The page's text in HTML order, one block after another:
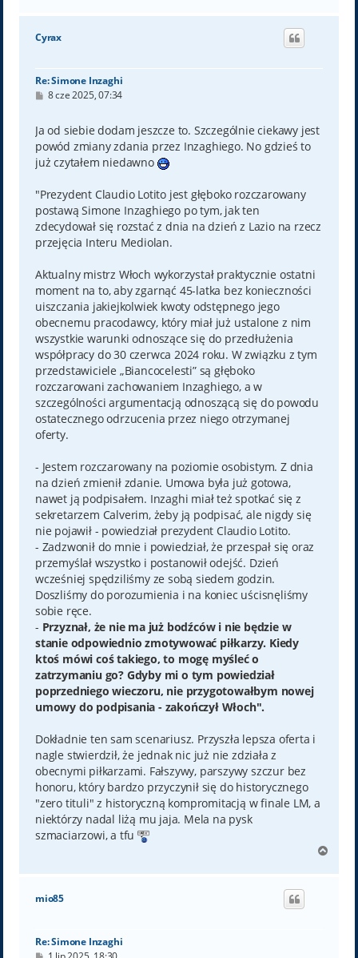
g
Cyrax
Re: Simone Inzaghi
P
t
8 cze 2025, 07:34
Ja od siebie dodam jeszcze to. Szczególnie ciekawy jest
powód zmiany zdania przez Inzaghiego. No gdzieś to
już czytałem niedawno
"Prezydent Claudio Lotito jest głęboko rozczarowany
postawą Simone Inzaghiego po tym, jak ten
zdecydował się rozstać z dnia na dzień z Lazio na rzecz
przejęcia Interu Mediolan.
Aktualny mistrz Włoch wykorzystał praktycznie ostatni
moment na to, aby zgarnąć 45-latka bez konieczności
uiszczania jakiejkolwiek kwoty odstępnego jego
obecnemu pracodawcy, który miał już ustalone z nim
wszystkie warunki odnoszące się do przedłużenia
współpracy do 30 czerwca 2024 roku. W związku z tym
przedstawiciele „Biancocelesti” są głęboko
rozczarowani zachowaniem Inzaghiego, a w
szczególności argumentacją odnoszącą się do powodu
ostatecznego odrzucenia przez niego otrzymanej
oferty.
- Jestem rozczarowany na poziomie osobistym. Z dnia
na dzień zmienił zdanie. Umowa była już gotowa,
nawet ją podpisałem. Inzaghi miał też spotkać się z
sekretarzem Calverim, żeby ją podpisać, ale nigdy się
nie pojawił - powiedział prezydent Claudio Lotito.
- Zadzwonił do mnie i powiedział, że przespał się oraz
przemyślał wszystko i postanowił odejść. Dzień
wcześniej spędziliśmy ze sobą siedem godzin.
Doszliśmy do porozumienia i na koniec uścisnęliśmy
sobie ręce.
- Przyznał, że nie ma już bodźców i nie będzie w
stanie odpowiednio zmotywować piłkarzy. Kiedy
ktoś mówi coś takiego, to mogę myśleć o
zatrzymaniu go? Gdyby mi o tym powiedział
poprzedniego wieczoru, nie przygotowałbym nowej
umowy do podpisania - zakończył Włoch".
Dokładnie ten sam scenariusz. Przyszła lepsza oferta i
nagle stwierdził, że jednak nic już nie zdziała z
obecnymi piłkarzami. Fałszywy, parszywy szczur bez
honoru, który bardzo przyczynił się do historycznego
"zero tituli" z historyczną kompromitacją w finale LM, a
niektórzy nadal liżą mu jaja. Mela na pysk
szmaciarzowi, a tfu
g
mio85
Re: Simone Inzaghi
P